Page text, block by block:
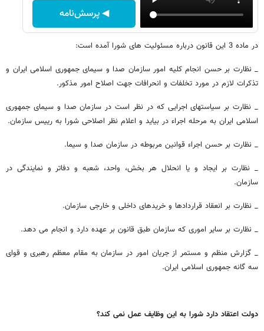
◀ پرسش‌نامه
در ماده 3 این قانون درباره مسئولیت های شورا آمده است:
_ نظارت بر حسن انجام کلیه امور سازمان صدا و سیمای جمهوری اسلامی ایران و
تذکرات لازم در مورد تخلفات و انحرافات جهت اصلاح امور مذکور.
_ نظارت بر سیاستهای اجرایی که در نظر است در سازمان صدا و سیمای جمهوری
اسلامی ایران به مرحله اجراء در بیاید و اعلام نظر اصلاحی شورا به رییس سازمان.
_ نظارت بر حسن اجراء قوانین مربوطه در سازمان صدا و سیما.
_ نظارت بر ایجاد و یا انحلال هر بخش، واحد، شعبه و دفاتر و نمایندگی در
سازمان.
_ نظارت بر انعقاد قراردادها و خریدهای داخلی و خارجی سازمان.
_ نظارت بر سایر اموری که سازمان طبق قانون بر عهده دارد و انجام می دهد.
_ گزارش منظم و مستمر از جریان امور در سازمان به مقام معظم رهبری و قوای
سه گانه جمهوری اسلامی ایران.
دولت اعتقاد دارد شورا به این وظایف عمل نمی کند؟